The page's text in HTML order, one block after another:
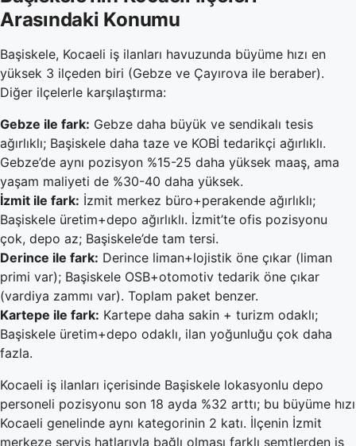
Arasındaki Konumu
Başiskele, Kocaeli iş ilanları havuzunda büyüme hızı en
yüksek 3 ilçeden biri (Gebze ve Çayırova ile beraber).
Diğer ilçelerle karşılaştırma:
Gebze ile fark: Gebze daha büyük ve sendikalı tesis
ağırlıklı; Başiskele daha taze ve KOBİ tedarikçi ağırlıklı.
Gebze’de aynı pozisyon %15-25 daha yüksek maaş, ama
yaşam maliyeti de %30-40 daha yüksek.
İzmit ile fark: İzmit merkez büro+perakende ağırlıklı;
Başiskele üretim+depo ağırlıklı. İzmit’te ofis pozisyonu
çok, depo az; Başiskele’de tam tersi.
Derince ile fark: Derince liman+lojistik öne çıkar (liman
primi var); Başiskele OSB+otomotiv tedarik öne çıkar
(vardiya zammı var). Toplam paket benzer.
Kartepe ile fark: Kartepe daha sakin + turizm odaklı;
Başiskele üretim+depo odaklı, ilan yoğunluğu çok daha
fazla.
Kocaeli iş ilanları içerisinde Başiskele lokasyonlu depo
personeli pozisyonu son 18 ayda %32 arttı; bu büyüme hızı
Kocaeli genelinde aynı kategorinin 2 katı. İlçenin İzmit
merkeze servis hatlarıyla bağlı olması farklı semtlerden iş